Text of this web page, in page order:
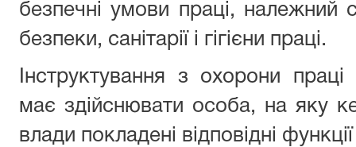
безпечні умови праці, належний
безпеки, санітарії і гігієни праці.
Інструктування з охорони
має здійснювати особа, на яку
влади покладені відповідні